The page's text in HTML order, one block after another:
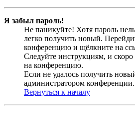
Я забыл пароль!
Не паникуйте! Хотя пароль
легко получить новый.
конференцию и щёлкните на
Следуйте инструкциям, и
на конференцию.
Если не удалось получить
администратором конференции.
Вернуться к началу